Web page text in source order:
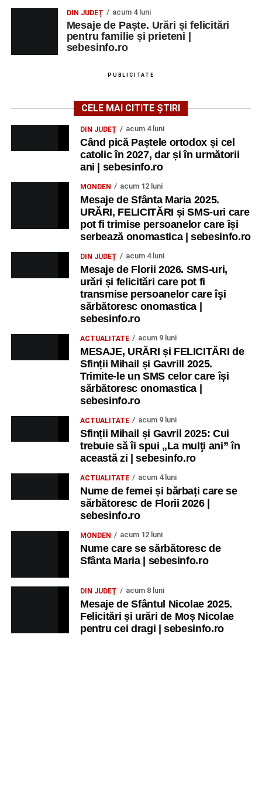
DIN JUDEȚ acum 4 luni
Mesaje de Paște. Urări și felicitări
pentru familie și prieteni |
sebesinfo.ro
PUBLICITATE
CELE MAI CITITE ȘTIRI
DIN JUDEȚ acum 4 luni
Când pică Paștele ortodox și cel
catolic în 2027, dar și în următorii
ani | sebesinfo.ro
MONDEN acum 12 luni
Mesaje de Sfânta Maria 2025.
URĂRI, FELICITĂRI și SMS-uri care
pot fi trimise persoanelor care își
serbează onomastica | sebesinfo.ro
DIN JUDEȚ acum 4 luni
Mesaje de Florii 2026. SMS-uri,
urări și felicitări care pot fi
transmise persoanelor care îşi
sărbătoresc onomastica |
sebesinfo.ro
ACTUALITATE acum 9 luni
MESAJE, URĂRI și FELICITĂRI de
Sfinții Mihail și Gavrill 2025.
Trimite-le un SMS celor care își
sărbătoresc onomastica |
sebesinfo.ro
ACTUALITATE acum 9 luni
Sfinții Mihail și Gavril 2025: Cui
trebuie să îi spui „La mulţi ani” în
această zi | sebesinfo.ro
ACTUALITATE acum 4 luni
Nume de femei și bărbați care se
sărbătoresc de Florii 2026 |
sebesinfo.ro
MONDEN acum 12 luni
Nume care se sărbătoresc de
Sfânta Maria | sebesinfo.ro
DIN JUDEȚ acum 8 luni
Mesaje de Sfântul Nicolae 2025.
Felicitări și urări de Moș Nicolae
pentru cei dragi | sebesinfo.ro